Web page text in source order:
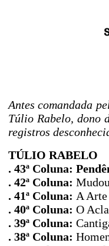
Antes comandada
Túlio Rabelo, dono
registros
TÚLIO RABELO
. 43ª Coluna:
. 42ª Coluna:
. 41ª Coluna: A
. 40ª Coluna: O
. 39ª Coluna:
. 38ª Coluna: